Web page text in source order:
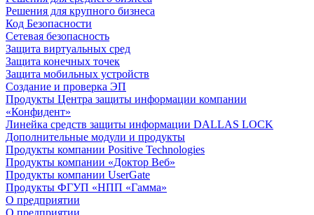
Решения для крупного бизнеса
Код Безопасности
Сетевая безопасность
Защита виртуальных сред
Защита конечных точек
Защита мобильных устройств
Создание и проверка ЭП
Продукты Центра защиты информации компании
«Конфидент»
Линейка средств защиты информации DALLAS LOCK
Дополнительные модули и продукты
Продукты компании Positive Technologies
Продукты компании «Доктор Веб»
Продукты компании UserGate
Продукты ФГУП «НПП «Гамма»
О предприятии
О предприятии